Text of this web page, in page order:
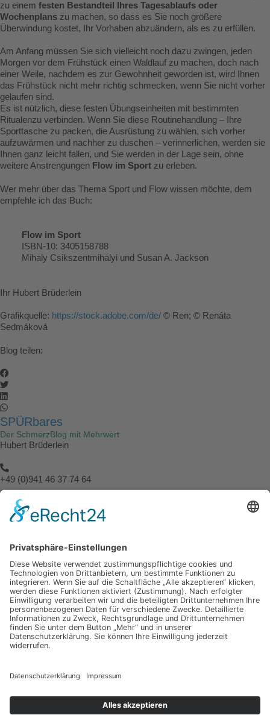
zu einem festen Bestandteil Ihres Tagesablaufs oder
Wochenplans zu machen, so dass es Sie noch größere
Überwindung kostet, Ihr Vorhaben abzuändern, als es zu erfüllen.
Am Anfang müssen Sie sich vielleicht noch dazu zwingen, jeden
Morgen vor dem Frühstück einen Waldlauf zu machen, doch nach
einer Weile, nachdem es zur Gewohnheit geworden ist, wird Ihnen
das Frühstück nicht mehr richtig schmecken, wenn Sie nicht vorher
gelaufen sind.
Es ist nützlich, diese festen Übungseinheiten mit bestimmten
Ritualenzu verbinden. Wenn Sie diese Routinehandlung – Ihre
Sporttasche zu packen, die Ausrüstung zu wählen, sich vorher
aufzuwärmen und nachher zu duschen – verinnerlichen, werden sie
Ihnen ganz leicht fallen, und Sie werden in der Lage sein, ohne
weitere Anstrengungen Flow im Sport zu erleben.
Wer mehr über das Thema Sport und Flow wissen möchte, dem
empfehle ich das Buch:
Flow im Sport
ISBN-10: 3405158788
Mihaly Csikszentmihalyi und Susan A. Jackson
Ihr Hubert Brüderlein
Grafikquelle: https://stock.adobe.com/de/ © Ren; © Renáta
Sedmáková
Blog teilen:
SPÜRbares
Der SchmerzBlog mit Mehrwert
Hubert Brüderlein
+49 (0)941 46 37 74 64
info@spuerbares.hubert-bruderlein.com
SPÜRbares
Hauptseite
Impressum
Datenschutz
Hauptseite
Impressum
Datenschutz
Meine anderen Seiten
hubert-bruederlein.com
praxis-zweite-meinung.de